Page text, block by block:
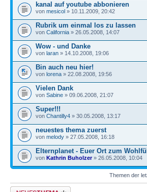
kanal auf youtube abbonieren
von mesicol » 10.11.2009, 20:42
Rubrik um einmal los zu lassen
von California » 26.05.2008, 14:07
Wow - und Danke
von laran » 14.10.2008, 19:06
Bin auch neu hier!
von lorena » 22.08.2008, 19:56
Vielen Dank
von Sabine » 09.06.2008, 21:07
Super!!!
von Chantilly4 » 30.05.2008, 13:17
neuestes thema zuerst
von melody » 27.05.2008, 16:18
Elternplanet - Euer Ort zum
von Kathrin Buholzer» 26.05.2008, 10:04
Themen der
Neues Thema erstellen